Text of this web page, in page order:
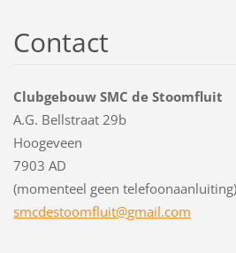
Contact
Clubgebouw SMC de Stoomfluit
A.G. Bellstraat 29b
Hoogeveen
7903 AD
(momenteel geen telefoonaanluiting)
smcdestoomfluit@gmail.com